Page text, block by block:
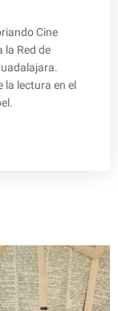
Cine
la Red de
la lectura en el